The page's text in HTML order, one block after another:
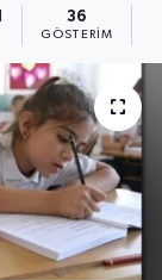
36
GÖSTERIM